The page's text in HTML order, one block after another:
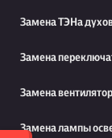
Замена ТЭНа
Замена
Замена
Замена лампы